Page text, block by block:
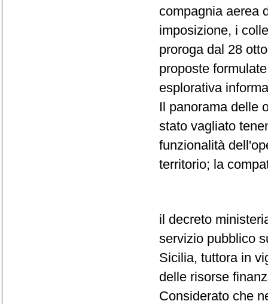
compagnia aerea
imposizione, i
proroga dal 28
proposte
esplorativa
Il panorama delle
stato vagliato
funzionalità
territorio; la
il decreto
servizio pubblico
Sicilia, tuttora in
delle risorse
Considerato che